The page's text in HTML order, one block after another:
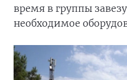
время в группы
необходимое